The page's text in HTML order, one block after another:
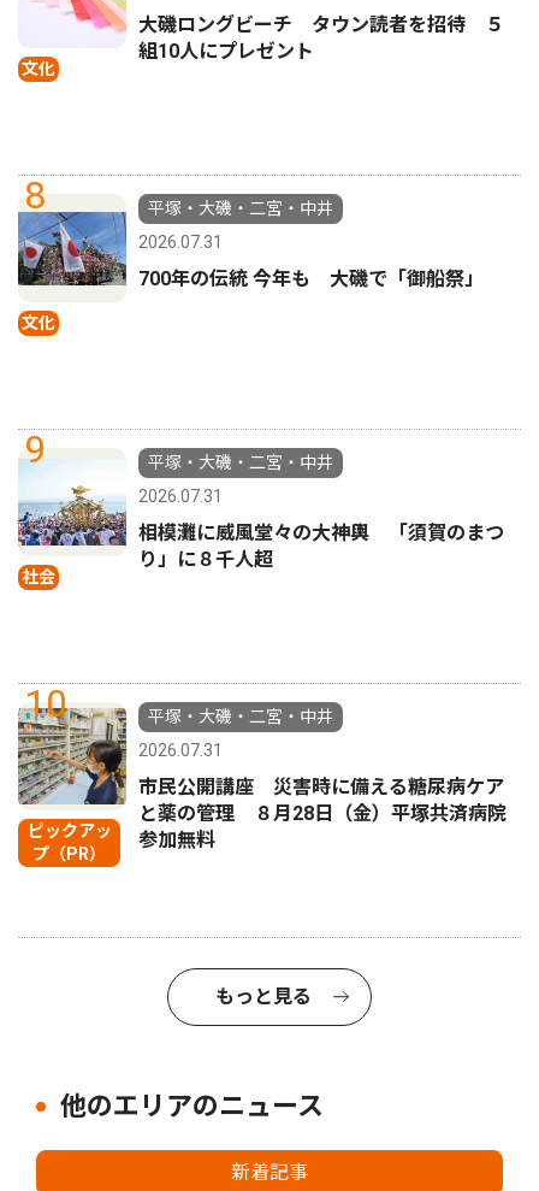
文化
大磯ロングビーチ タウン読者を招待 ５
組10人にプレゼント
8
文化
平塚・大磯・二宮・中井
2026.07.31
700年の伝統 今年も 大磯で「御船祭」
9
社会
平塚・大磯・二宮・中井
2026.07.31
相模灘に威風堂々の大神輿 「須賀のまつ
り」に８千人超
10
ピックアッ
プ（PR）
平塚・大磯・二宮・中井
2026.07.31
市民公開講座 災害時に備える糖尿病ケア
と薬の管理 ８月28日（金）平塚共済病院
参加無料
もっと見る
他のエリアのニュース
新着記事